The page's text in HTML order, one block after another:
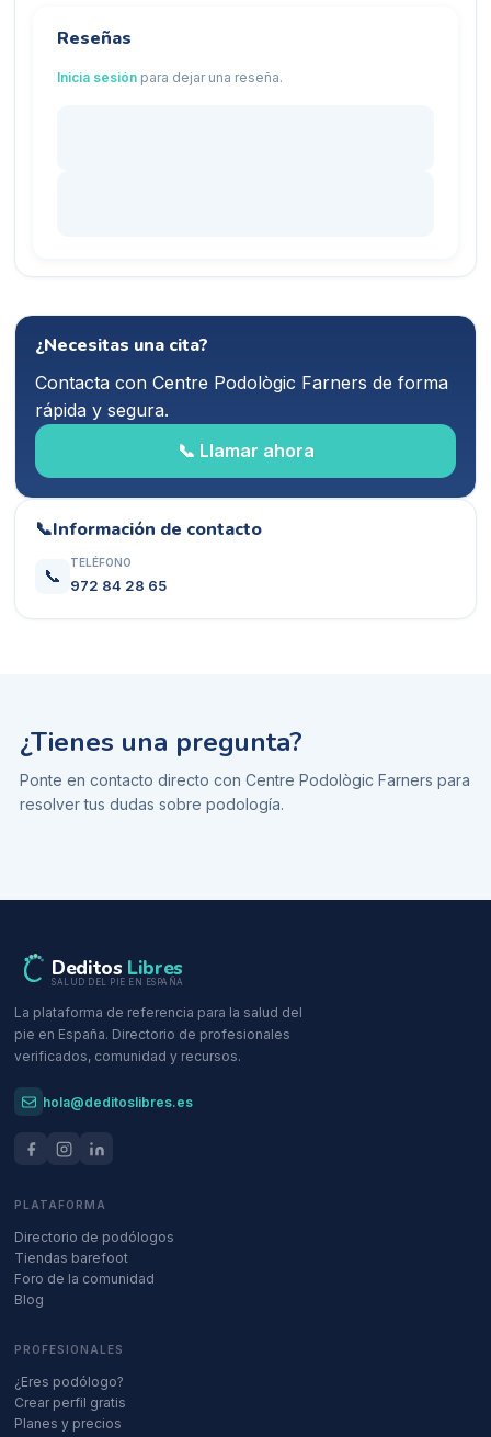
Reseñas
Inicia sesión para dejar una reseña.
¿Necesitas una cita?
Contacta conCentre Podològic Farners de forma
rápida y segura.
📞 Llamar ahora
📞Información de contacto
📞
TELÉFONO
972 84 28 65
¿Tienes una pregunta?
Ponte en contacto directo con Centre Podològic Farners para
resolver tus dudas sobre podología.
Deditos Libres
SALUD DEL PIE EN ESPAÑA
La plataforma de referencia para la salud del
pie en España. Directorio de profesionales
verificados, comunidad y recursos.
hola@deditoslibres.es
PLATAFORMA
Directorio de podólogos
Tiendas barefoot
Foro de la comunidad
Blog
PROFESIONALES
¿Eres podólogo?
Crear perfil gratis
Planes y precios